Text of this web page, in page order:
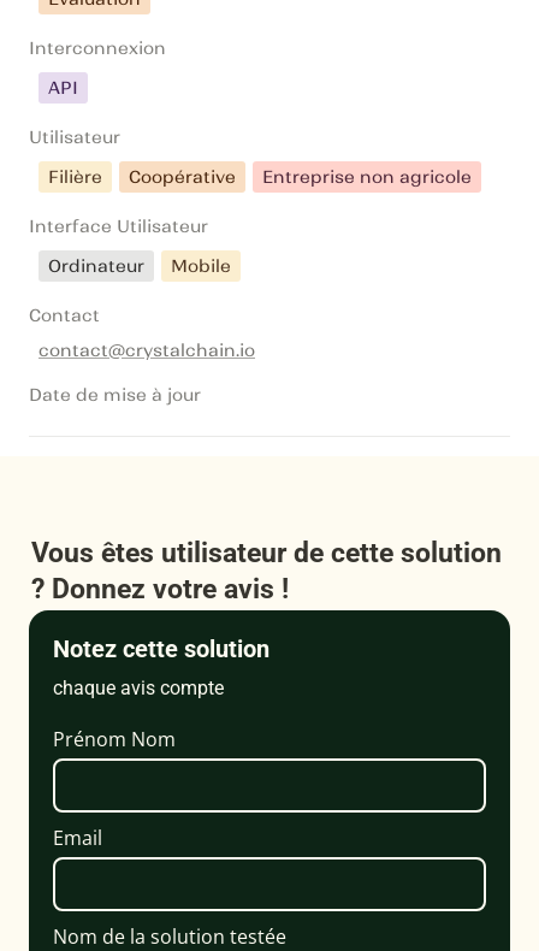
Interconnexion
API
Utilisateur
Filière
Coopérative Entreprise non agricole
Interface Utilisateur
Ordinateur
Mobile
Contact
contact@crystalchain.io
Date de mise à jour
Vous êtes utilisateur de cette solution
? Donnez votre avis !
Notez cette solution
chaque avis compte
Prénom Nom
Email
Nom de la solution testée